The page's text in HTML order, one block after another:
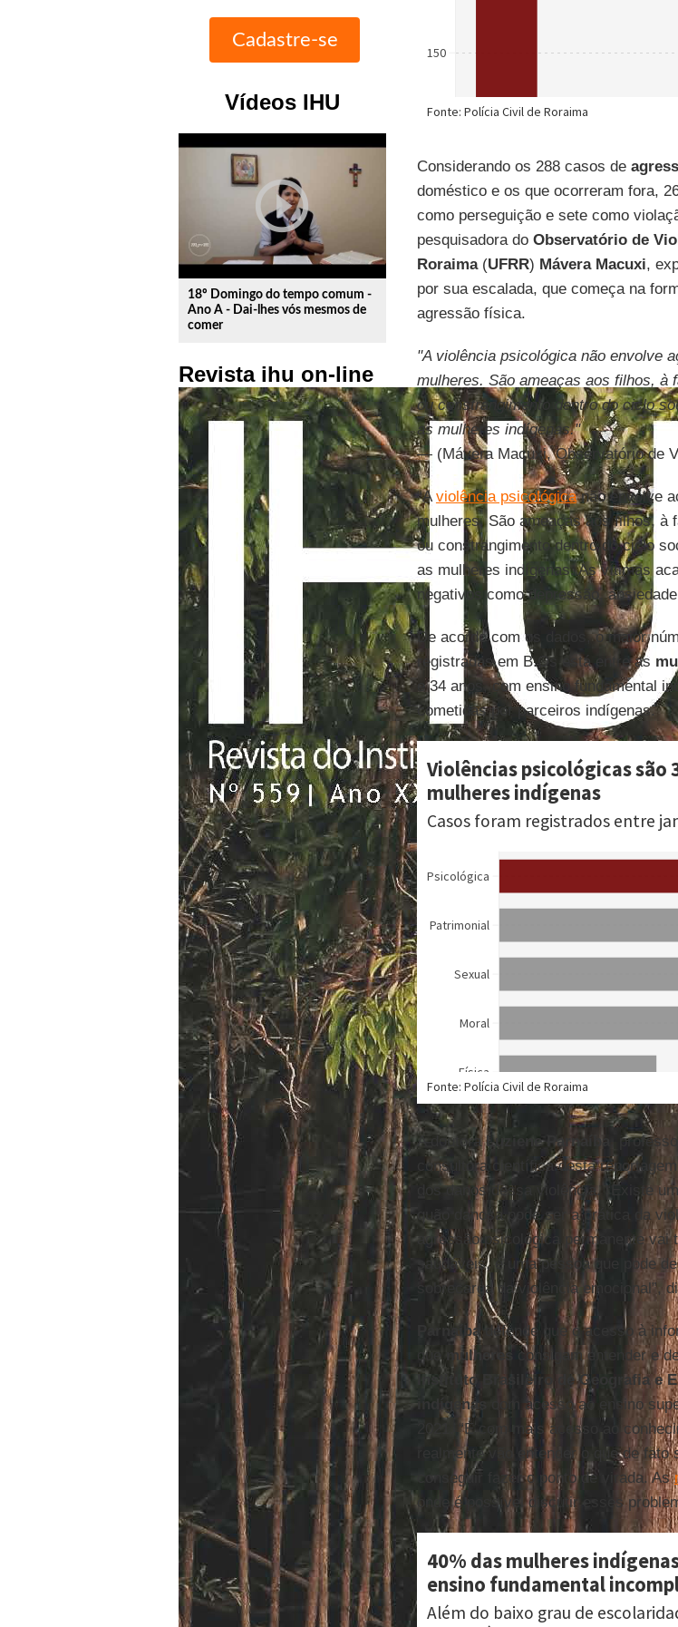
Vídeos IHU
play_circle_outline
18º Domingo do tempo comum -
Ano A - Dai-lhes vós mesmos de
comer
Revista ihu on-line
Considerando os 288 casos de
doméstico e os que ocorreram fora,
como perseguição e sete como
pesquisadora do Observatório de
Roraima (UFRR) Mávera Macuxi,
por sua escalada, que começa na
agressão física.
"A violência psicológica não envolve
mulheres. São ameaças aos filhos, à
ou constrangimento dentro do ciclo
as mulheres indígenas."
— (Mávera Macuxi, Observatório de
“Aviolência psicológicanão envolve
mulheres. São ameaças aos filhos, à
ou constrangimento dentro do ciclo
as mulheres indígenas. As vítimas
negativos como depressão,
De acordo com os dados, o maior
registradas em B.Os está entre as
e 34 anos, com ensino fundamental
cometidas por parceiros indígenas.
A doutoraLuziene Parnaíba ,
consultora científica desta
dos danos dessa violência. “Existe
quão danosa pode ser a prática da
agressão psicológica permanente
saudáveis, é uma pessoa que pode
sobrecarga da violência emocional”,
Parnaíba defende que o acesso à
que
mulheres
consigam entender e
Instituto Brasileiro de Geografia e
indígenas
com acesso ao ensino
2021. “É com mais acesso ao
realmente vão entender o que de
conseguir fazer o ponto de virada. As
onde é possível discutir esses